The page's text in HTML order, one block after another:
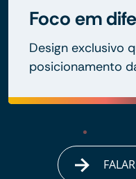
Foco em
Design exclusivo
posicionamento